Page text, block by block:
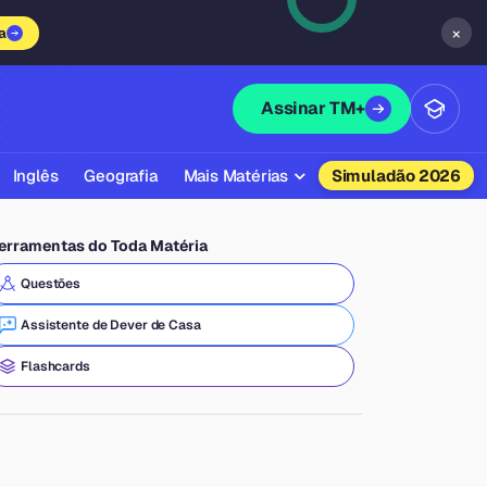
×
Assinar TM+
Inglês Geografia Mais Matérias
Química
Física
Filosofia
Simuladão 2026
do Toda Matéria
Questões
Assistente de Dever de Casa
Flashcards